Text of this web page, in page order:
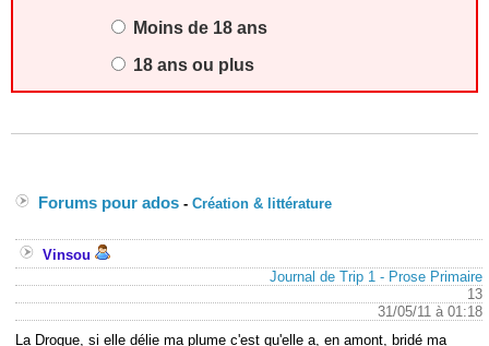
Moins de 18 ans
18 ans ou plus
Forums pour ados - Création & littérature
Vinsou
Journal de Trip 1 - Prose Primaire
13
31/05/11 à 01:18
La Drogue, si elle délie ma plume c'est qu'elle a, en amont, bridé ma